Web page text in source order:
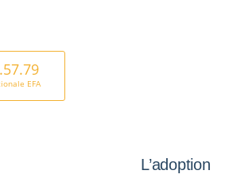
EFA
L’adoption